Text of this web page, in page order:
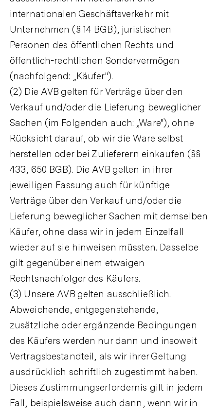
internationalen Geschäftsverkehr mit
Unternehmen (§ 14 BGB), juristischen
Personen des öffentlichen Rechts und
öffentlich-rechtlichen Sondervermögen
(nachfolgend: „Käufer").
(2) Die AVB gelten für Verträge über den
Verkauf und/oder die Lieferung beweglicher
Sachen (im Folgenden auch: „Ware"), ohne
Rücksicht darauf, ob wir die Ware selbst
herstellen oder bei Zulieferern einkaufen (§§
433, 650 BGB). Die AVB gelten in ihrer
jeweiligen Fassung auch für künftige
Verträge über den Verkauf und/oder die
Lieferung beweglicher Sachen mit demselben
Käufer, ohne dass wir in jedem Einzelfall
wieder auf sie hinweisen müssten. Dasselbe
gilt gegenüber einem etwaigen
Rechtsnachfolger des Käufers.
(3) Unsere AVB gelten ausschließlich.
Abweichende, entgegenstehende,
zusätzliche oder ergänzende Bedingungen
des Käufers werden nur dann und insoweit
Vertragsbestandteil, als wir ihrer Geltung
ausdrücklich schriftlich zugestimmt haben.
Dieses Zustimmungserfordernis gilt in jedem
Fall, beispielsweise auch dann, wenn wir in